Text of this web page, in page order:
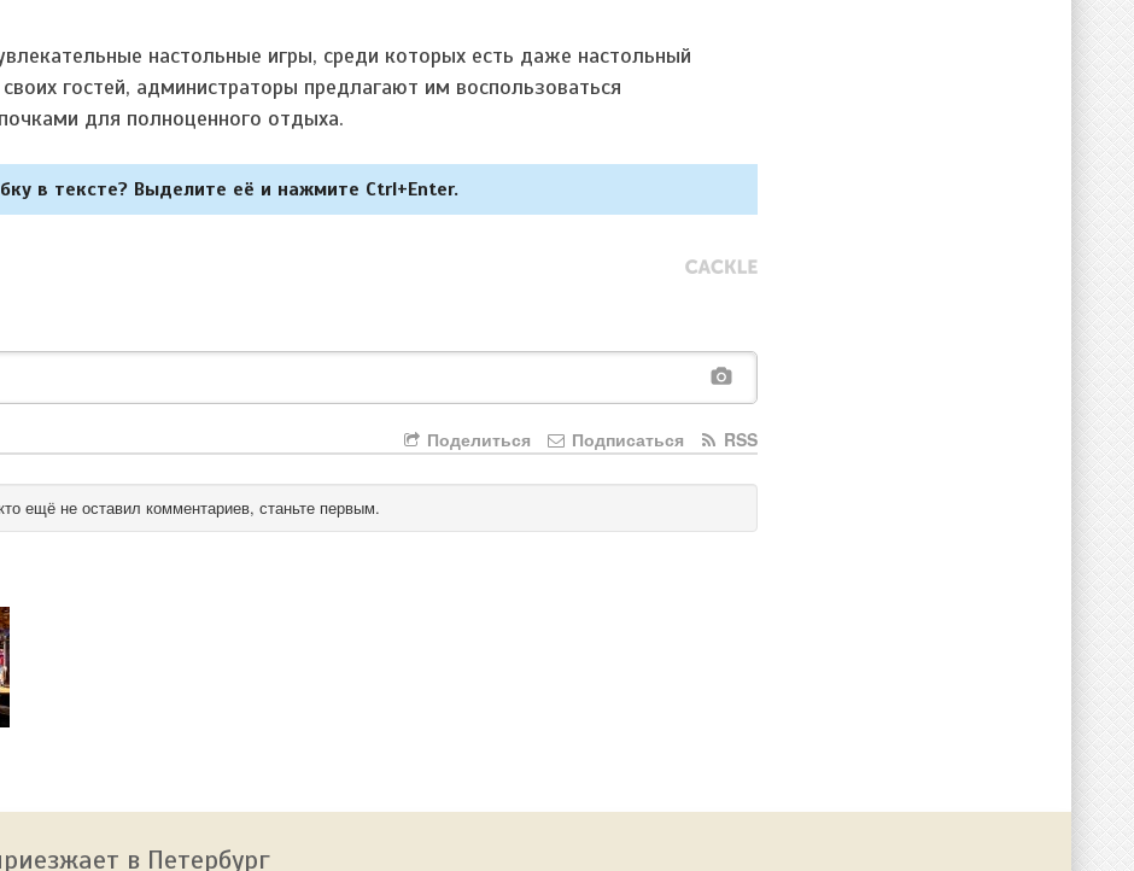
настольные игры, среди которых есть даже настольный
гостей, администраторы предлагают им воспользоваться
для полноценного отдыха.
в тексте? Выделите её и нажмите Ctrl+Enter.
RSS
Подписаться
Поделиться
ещё не оставил комментариев, станьте первым.
в Петербург